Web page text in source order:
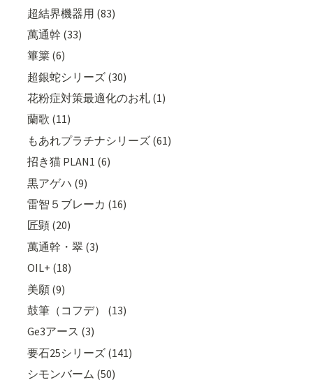
超結界機器用 (83)
萬通幹 (33)
篳篥 (6)
超銀蛇シリーズ (30)
花粉症対策最適化のお札 (1)
蘭歌 (11)
もあれプラチナシリーズ (61)
招き猫 PLAN1 (6)
黒アゲハ (9)
雷智５ブレーカ (16)
匠顕 (20)
萬通幹・翠 (3)
OIL+ (18)
美願 (9)
鼓筆（コフデ） (13)
Ge3アース (3)
要石25シリーズ (141)
シモンバーム (50)